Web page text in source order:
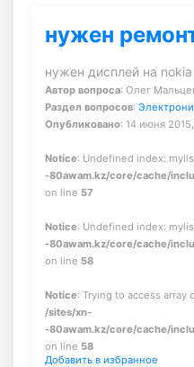
нужен
нужен дисплей на
Автор вопроса: Олег
Раздел вопросов:
Опубликовано: 14 июня
Notice: Undefined index:
-80awam.kz/core/cache/
on line 57
Notice: Undefined index:
-80awam.kz/core/cache/
on line 58
Notice: Trying to access
/sites/xn-
-80awam.kz/core/cache/
on line 58
Добавить в избранное